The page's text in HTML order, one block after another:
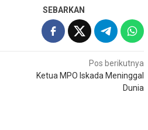
SEBARKAN
Pos berikutnya
Ketua MPO Iskada Meninggal
Dunia